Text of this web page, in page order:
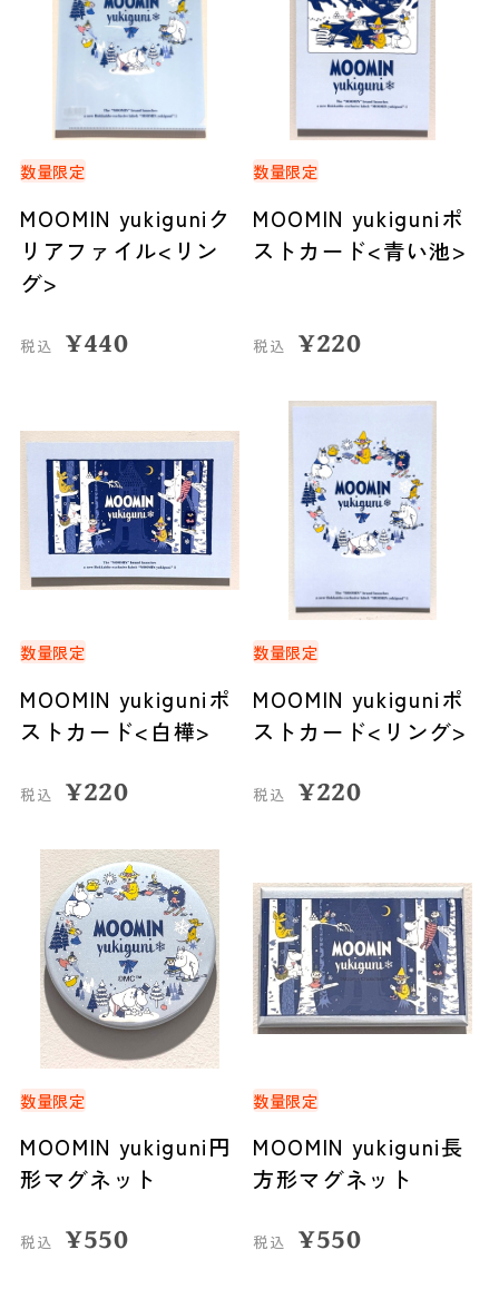
数量限定
MOOMIN yukiguniク
リアファイル<リン
グ>
税込 ¥440
数量限定
MOOMIN yukiguniポ
ストカード<青い池>
税込 ¥220
数量限定
MOOMIN yukiguniポ
ストカード<白樺>
税込 ¥220
数量限定
MOOMIN yukiguniポ
ストカード<リング>
税込 ¥220
数量限定
MOOMIN yukiguni円
形マグネット
税込 ¥550
数量限定
MOOMIN yukiguni長
方形マグネット
税込 ¥550